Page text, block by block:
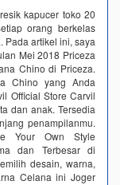
kapucer toko 20
orang berkelas
Pada artikel ini, saya
Mei 2018 Priceza
Chino di Priceza.
Chino yang Anda
Official Store Carvil
dan anak. Tersedia
penampilanmu.
Your Own Style
dan Terbesar di
desain, warna,
Celana ini Joger